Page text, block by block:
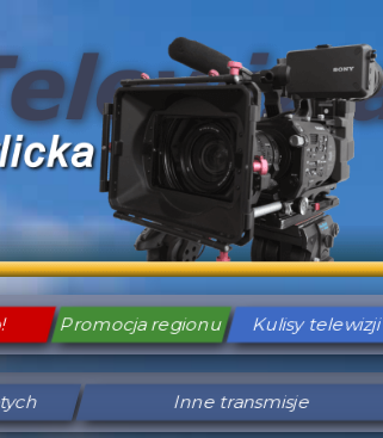
Promocja regionu Kulisy telewizji
Inne transmisje